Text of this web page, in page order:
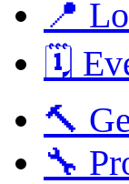
📍
🗓️
🔨
🔧